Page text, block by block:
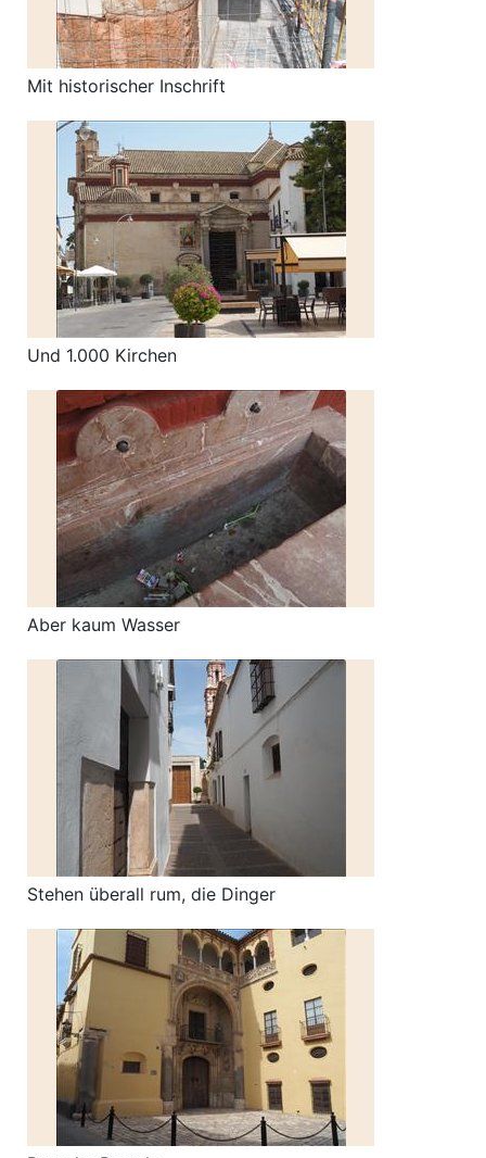
Mit historischer Inschrift
Und 1.000 Kirchen
Aber kaum Wasser
Stehen überall rum, die Dinger